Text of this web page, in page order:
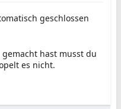
geschlossen
hast musst du
es nicht.